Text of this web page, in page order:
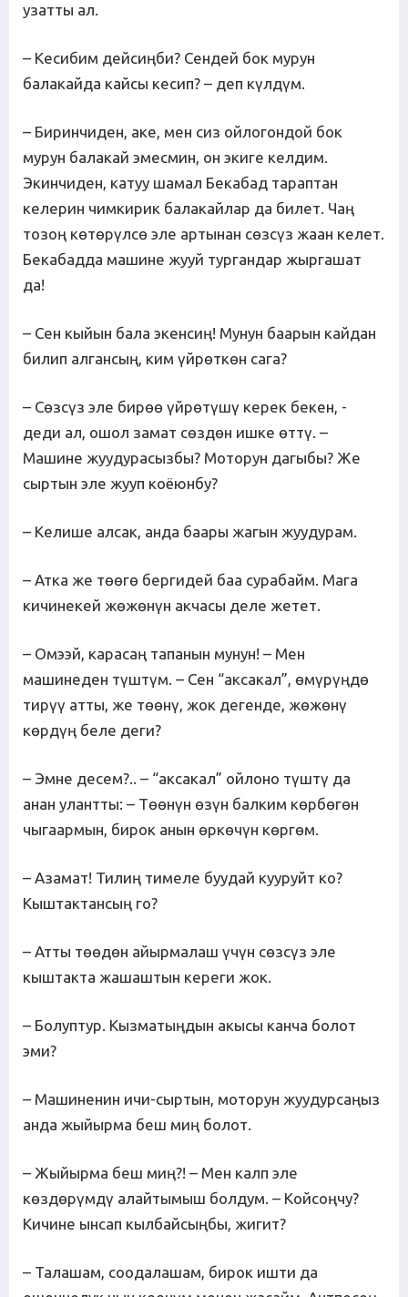
узатты ал.
– Кесибим дейсиңби? Сендей бок мурун
балакайда кайсы кесип? – деп күлдүм.
– Биринчиден, аке, мен сиз ойлогондой бок
мурун балакай эмесмин, он экиге келдим.
Экинчиден, катуу шамал Бекабад тараптан
келерин чимкирик балакайлар да билет. Чаң
тозоң көтөрүлсө эле артынан сөзсүз жаан келет.
Бекабадда машине жууй тургандар жыргашат
да!
– Сен кыйын бала экенсиң! Мунун баарын кайдан
билип алгансың, ким үйрөткөн сага?
– Сөзсүз эле бирөө үйрөтүшү керек бекен, -
деди ал, ошол замат сөздөн ишке өттү. –
Машине жуудурасызбы? Моторун дагыбы? Же
сыртын эле жууп коёюнбу?
– Келише алсак, анда баары жагын жуудурам.
– Атка же төөгө бергидей баа сурабайм. Мага
кичинекей жөжөнүн акчасы деле жетет.
– Омээй, карасаң тапанын мунун! – Мен
машинеден түштүм. – Сен “аксакал”, өмүрүңдө
тирүү атты, же төөнү, жок дегенде, жөжөнү
көрдүң беле деги?
– Эмне десем?.. – “аксакал” ойлоно түштү да
анан улантты: – Төөнүн өзүн балким көрбөгөн
чыгаармын, бирок анын өркөчүн көргөм.
– Азамат! Тилиң тимеле буудай кууруйт ко?
Кыштактансың го?
– Атты төөдөн айырмалаш үчүн сөзсүз эле
кыштакта жашаштын кереги жок.
– Болуптур. Кызматыңдын акысы канча болот
эми?
– Машиненин ичи-сыртын, моторун жуудурсаңыз
анда жыйырма беш миң болот.
– Жыйырма беш миң?! – Мен калп эле
көздөрүмдү алайтымыш болдум. – Койсоңчу?
Кичине ынсап кылбайсыңбы, жигит?
– Талашам, соодалашам, бирок ишти да